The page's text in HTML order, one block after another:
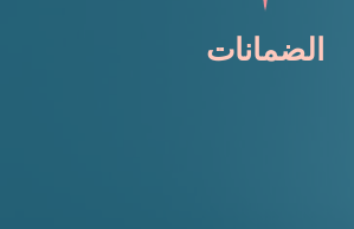
الضمانات